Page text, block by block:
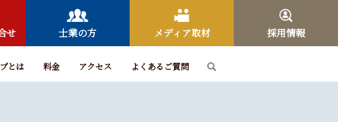
せ 士業の方 メディア取材 採用情報
とは 料金 アクセス よくあるご質問